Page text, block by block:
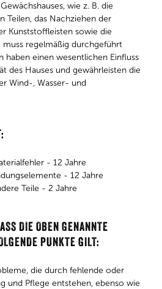
wie z. B. die
Teilen, das Nachziehen der
Kunststoffleisten sowie die
muss regelmäßig durchgeführt
haben einen wesentlichen Einfluss
des Hauses und gewährleisten die
Wind-, Wasser- und
UMFASST:
- 12 Jahre
- 12 Jahre
Teile - 2 Jahre
DIE OBEN GENANNTE
PUNKTE GILT:
die durch fehlende oder
und Pflege entstehen, ebenso wie